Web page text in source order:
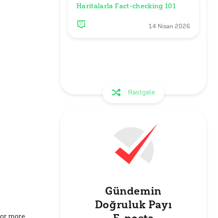
more
Haritalarla Fact-checking 101
14 Nisan 2026
Rastgele
Gündemin
Doğruluk Payı